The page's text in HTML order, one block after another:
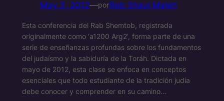
May 3, 2012—porRab Shaul Maleh
Esta conferencia del Rab Shemtob, registrada
originalmente como ‘a1200 Arg2’, forma parte de una
serie de enseñanzas profundas sobre los fundamentos
del judaísmo y la sabiduría de la Toráh. Dictada en
mayo de 2012, esta clase se enfoca en conceptos
esenciales que todo estudiante de la tradición judía
debe conocer y comprender en su camino…